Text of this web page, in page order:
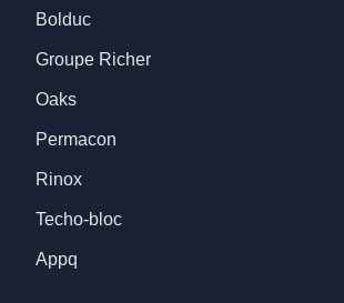
Bolduc
Groupe Richer
Oaks
Permacon
Rinox
Techo-bloc
Appq